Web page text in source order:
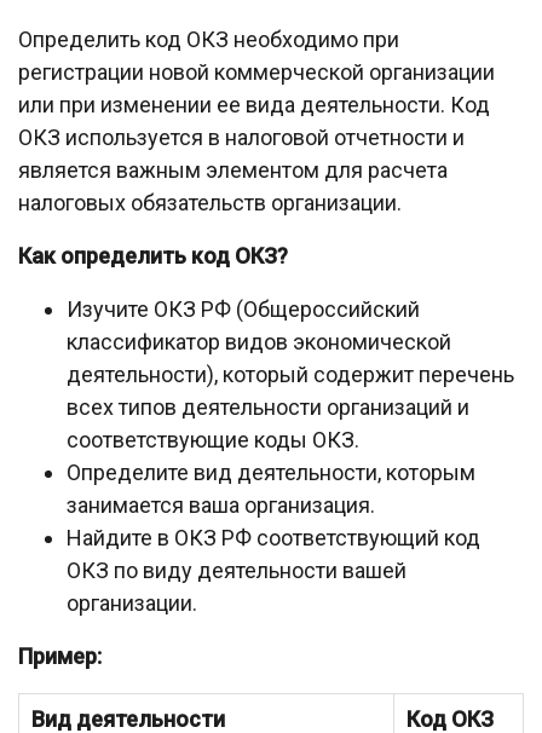
Определить код ОКЗ необходимо при
регистрации новой коммерческой организации
или при изменении ее вида деятельности. Код
ОКЗ используется в налоговой отчетности и
является важным элементом для расчета
налоговых обязательств организации.
Как определить код ОКЗ?
Изучите ОКЗ РФ (Общероссийский
классификатор видов экономической
деятельности), который содержит перечень
всех типов деятельности организаций и
соответствующие коды ОКЗ.
Определите вид деятельности, которым
занимается ваша организация.
Найдите в ОКЗ РФ соответствующий код
ОКЗ по виду деятельности вашей
организации.
Пример:
Вид деятельности
Код ОКЗ